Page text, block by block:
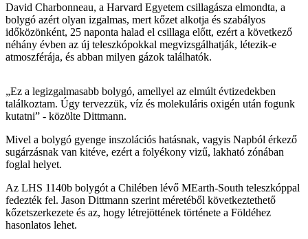
David Charbonneau, a Harvard Egyetem csillagásza elmondta, a
bolygó azért olyan izgalmas, mert kőzet alkotja és szabályos
időközönként, 25 naponta halad el csillaga előtt, ezért a következő
néhány évben az új teleszkópokkal megvizsgálhatják, létezik-e
atmoszférája, és abban milyen gázok találhatók.
„Ez a legizgalmasabb bolygó, amellyel az elmúlt évtizedekben
találkoztam. Úgy tervezzük, víz és molekuláris oxigén után fogunk
kutatni” - közölte Dittmann.
Mivel a bolygó gyenge inszolációs hatásnak, vagyis Napból érkező
sugárzásnak van kitéve, ezért a folyékony vizű, lakható zónában
foglal helyet.
Az LHS 1140b bolygót a Chilében lévő MEarth-South teleszkóppal
fedezték fel. Jason Dittmann szerint méretéből következtethető
kőzetszerkezete és az, hogy létrejöttének története a Földéhez
hasonlatos lehet.